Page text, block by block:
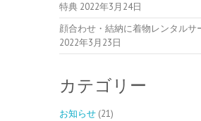
特典 2022年3月24日
顔合わせ・結納に着物レンタルサ
2022年3月23日
カテゴリー
お知らせ (21)